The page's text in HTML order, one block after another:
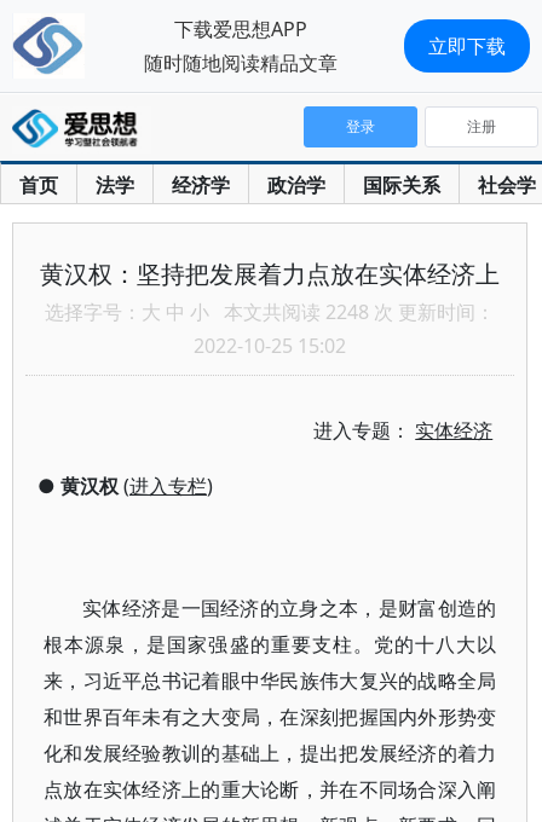
首页 法学 经济学 政治学 国际关系 社会学
登录 注册
黄汉权：坚持把发展着力点放在实体经济上
选择字号： 大 中 小 本文共阅读 2248 次 更新时间：
2022-10-25 15:02
进入专题： 实体经济
● 黄汉权(进入专栏)
实体经济是一国经济的立身之本，是财富创造的
根本源泉，是国家强盛的重要支柱。党的十八大以
来，习近平总书记着眼中华民族伟大复兴的战略全局
和世界百年未有之大变局，在深刻把握国内外形势变
化和发展经验教训的基础上，提出把发展经济的着力
点放在实体经济上的重大论断，并在不同场合深入阐
下载爱思想APP
随时随地阅读精品文章
立即下载